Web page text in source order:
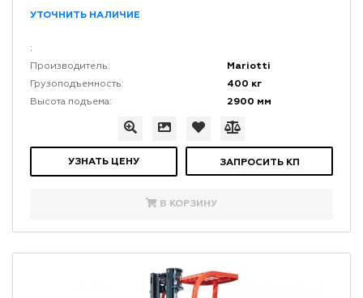
УТОЧНИТЬ НАЛИЧИЕ
:
Производитель:
Mariotti
Грузоподъемность: 400 кг
Высота подъема: 2900 мм
УЗНАТЬ ЦЕНУ ЗАПРОСИТЬ КП
В КОРЗИНУ